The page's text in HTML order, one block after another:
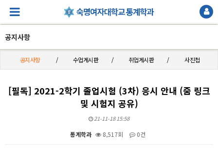
공지사항
공지사항 수업게시판 취업게시판 사진첩
[필독] 2021-2학기 졸업시험 (3차) 응시 안내 (줌 링크
및 시험지 공유)
21-11-18 15:58
통계학과 8,517회 0건